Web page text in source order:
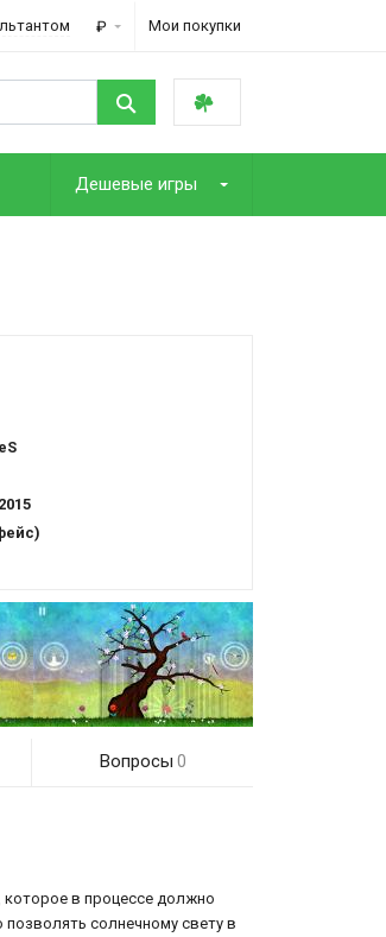
₽ Мои покупки
Дешевые игры
Вопросы 0
которое в процессе должно
солнечному свету в